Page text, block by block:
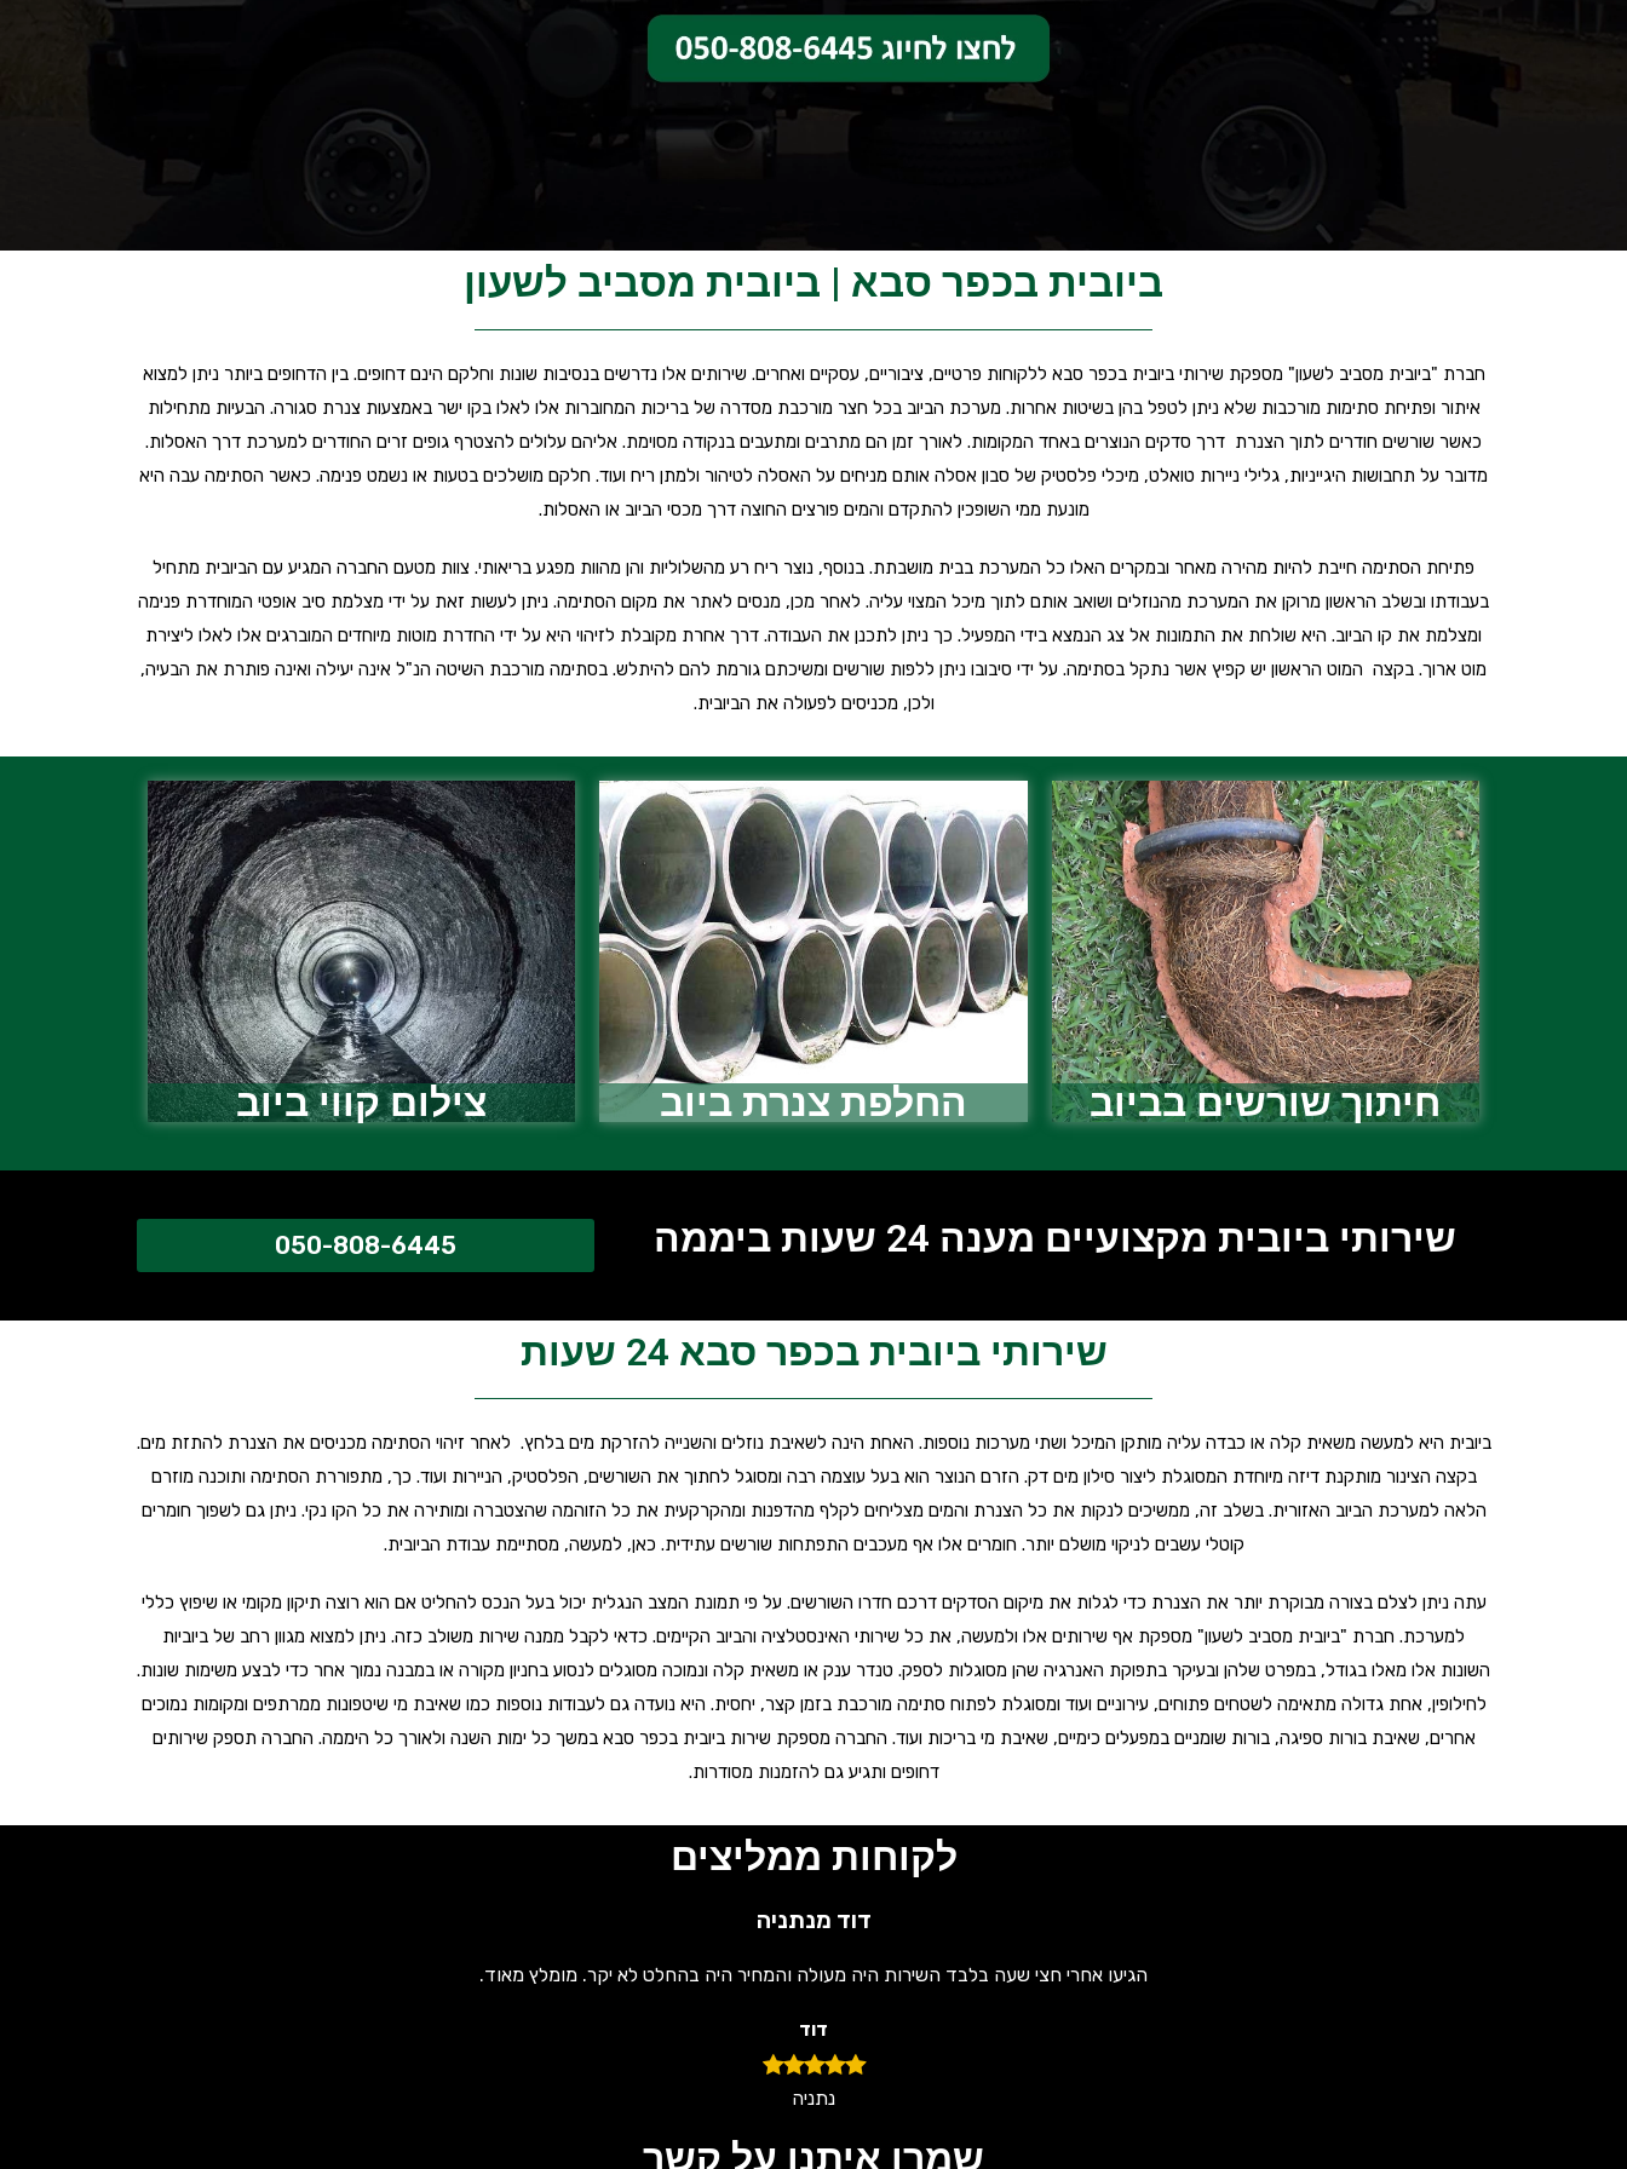
ביובית בכפר סבא | ביובית מסביב לשעון
חברת "ביובית מסביב לשעון" מספקת שירותי ביובית בכפר סבא ללקוחות פרטיים, ציבוריים, עסקיים ואחרים. שירותים אלו נדרשים בנסיבות שונות וחלקם הינם דחופים. בין הדחופים ביותר ניתן למצוא
איתור ופתיחת סתימות מורכבות שלא ניתן לטפל בהן בשיטות אחרות. מערכת הביוב בכל חצר מורכבת מסדרה של בריכות המחוברות אלו לאלו בקו ישר באמצעות צנרת סגורה. הבעיות מתחילות
כאשר שורשים חודרים לתוך הצנרת דרך סדקים הנוצרים באחד המקומות. לאורך זמן הם מתרבים ומתעבים בנקודה מסוימת. אליהם עלולים להצטרף גופים זרים החודרים למערכת דרך האסלות.
מדובר על תחבושות היגייניות, גלילי ניירות טואלט, מיכלי פלסטיק של סבון אסלה אותם מניחים על האסלה לטיהור ולמתן ריח ועוד. חלקם מושלכים בטעות או נשמט פנימה. כאשר הסתימה עבה היא
מונעת ממי השופכין להתקדם והמים פורצים החוצה דרך מכסי הביוב או האסלות.
פתיחת הסתימה חייבת להיות מהירה מאחר ובמקרים האלו כל המערכת בבית מושבתת. בנוסף, נוצר ריח רע מהשלוליות והן מהוות מפגע בריאותי. צוות מטעם החברה המגיע עם הביובית מתחיל
בעבודתו ובשלב הראשון מרוקן את המערכת מהנוזלים ושואב אותם לתוך מיכל המצוי עליה. לאחר מכן, מנסים לאתר את מקום הסתימה. ניתן לעשות זאת על ידי מצלמת סיב אופטי המוחדרת פנימה
ומצלמת את קו הביוב. היא שולחת את התמונות אל צג הנמצא בידי המפעיל. כך ניתן לתכנן את העבודה. דרך אחרת מקובלת לזיהוי היא על ידי החדרת מוטות מיוחדים המוברגים אלו לאלו ליצירת
מוט ארוך. בקצה המוט הראשון יש קפיץ אשר נתקל בסתימה. על ידי סיבובו ניתן ללפות שורשים ומשיכתם גורמת להם להיתלש. בסתימה מורכבת השיטה הנ"ל אינה יעילה ואינה פותרת את הבעיה,
ולכן, מכניסים לפעולה את הביובית.
חיתוך שורשים בביוב החלפת צנרת ביוב צילום קווי ביוב
שירותי ביובית מקצועיים מענה 24 שעות ביממה 050-808-6445
שירותי ביובית בכפר סבא 24 שעות
ביובית היא למעשה משאית קלה או כבדה עליה מותקן המיכל ושתי מערכות נוספות. האחת הינה לשאיבת נוזלים והשנייה להזרקת מים בלחץ. לאחר זיהוי הסתימה מכניסים את הצנרת להתזת מים.
בקצה הצינור מותקנת דיזה מיוחדת המסוגלת ליצור סילון מים דק. הזרם הנוצר הוא בעל עוצמה רבה ומסוגל לחתוך את השורשים, הפלסטיק, הניירות ועוד. כך, מתפוררת הסתימה ותוכנה מוזרם
הלאה למערכת הביוב האזורית. בשלב זה, ממשיכים לנקות את כל הצנרת והמים מצליחים לקלף מהדפנות ומהקרקעית את כל הזוהמה שהצטברה ומותירה את כל הקו נקי. ניתן גם לשפוך חומרים
קוטלי עשבים לניקוי מושלם יותר. חומרים אלו אף מעכבים התפתחות שורשים עתידית. כאן, למעשה, מסתיימת עבודת הביובית.
עתה ניתן לצלם בצורה מבוקרת יותר את הצנרת כדי לגלות את מיקום הסדקים דרכם חדרו השורשים. על פי תמונת המצב הנגלית יכול בעל הנכס להחליט אם הוא רוצה תיקון מקומי או שיפוץ כללי
למערכת. חברת "ביובית מסביב לשעון" מספקת אף שירותים אלו ולמעשה, את כל שירותי האינסטלציה והביוב הקיימים. כדאי לקבל ממנה שירות משולב כזה. ניתן למצוא מגוון רחב של ביוביות
השונות אלו מאלו בגודל, במפרט שלהן ובעיקר בתפוקת האנרגיה שהן מסוגלות לספק. טנדר ענק או משאית קלה ונמוכה מסוגלים לנסוע בחניון מקורה או במבנה נמוך אחר כדי לבצע משימות שונות.
לחילופין, אחת גדולה מתאימה לשטחים פתוחים, עירוניים ועוד ומסוגלת לפתוח סתימה מורכבת בזמן קצר, יחסית. היא נועדה גם לעבודות נוספות כמו שאיבת מי שיטפונות ממרתפים ומקומות נמוכים
אחרים, שאיבת בורות ספיגה, בורות שומניים במפעלים כימיים, שאיבת מי בריכות ועוד. החברה מספקת שירות ביובית בכפר סבא במשך כל ימות השנה ולאורך כל היממה. החברה תספק שירותים
דחופים ותגיע גם להזמנות מסודרות.
לקוחות ממליצים
דוד מנתניה
הגיעו אחרי חצי שעה בלבד השירות היה מעולה והמחיר היה בהחלט לא יקר. מומלץ מאוד.
דוד
נתניה
שמרו איתנו על קשר